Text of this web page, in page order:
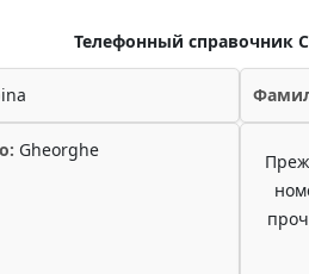
Телефонный справочник
Gheorghe